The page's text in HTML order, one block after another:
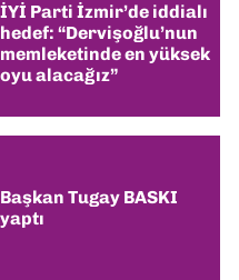
İYİ Parti İzmir’de iddialı
hedef: “Dervişoğlu’nun
memleketinde en yüksek
oyu alacağız”
Başkan Tugay BASKI
yaptı